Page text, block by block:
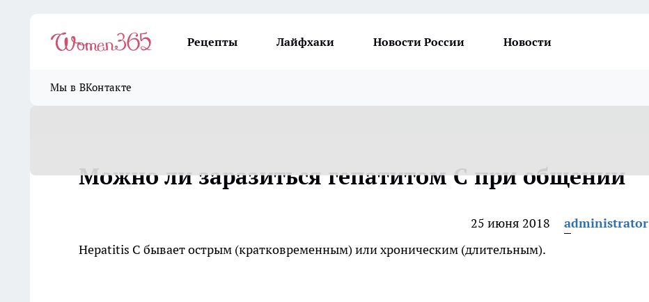
Рецепты Лайфхаки Новости России Новости
Мы в ВКонтакте
Можно ли заразиться гепатитом С при общении
25 июня 2018
administrator
Hepatitis С бывает острым (кратковременным) или хроническим (длительным).